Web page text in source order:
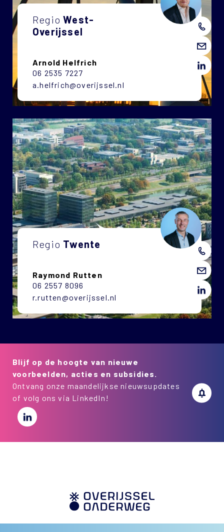
Regio West-
Overijssel
Arnold Helfrich
06 2535 7227
a.helfrich@overijssel.nl
Regio Twente
Raymond Rutten
06 2557 8096
r.rutten@overijssel.nl
Blijf op de hoogte van nieuwe
voorbeelden, acties en subsidies.
Ontvang onze maandelijkse nieuwsupdates
of volg ons via LinkedIn!